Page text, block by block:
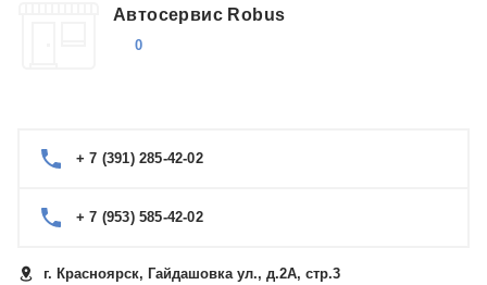
Автосервис Robus
0
+ 7 (391) 285-42-02
+ 7 (953) 585-42-02
г. Красноярск, Гайдашовка ул., д.2А, стр.3